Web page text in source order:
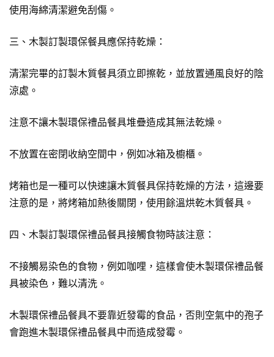
使用海綿清潔避免刮傷。
三、木製訂製環保餐具應保持乾燥：
清潔完畢的訂製木質餐具須立即擦乾，並放置通風良好的陰
涼處。
注意不讓木製環保禮品餐具堆疊造成其無法乾燥。
不放置在密閉收納空間中，例如冰箱及櫥櫃。
烤箱也是一種可以快速讓木質餐具保持乾燥的方法，這邊要
注意的是，將烤箱加熱後關閉，使用餘溫烘乾木質餐具。
四、木製訂製環保禮品餐具接觸食物時該注意：
不接觸易染色的食物，例如咖哩，這樣會使木製環保禮品餐
具被染色，難以清洗。
木製環保禮品餐具不要靠近發霉的食品，否則空氣中的孢子
會跑進木製環保禮品餐具中而造成發霉。